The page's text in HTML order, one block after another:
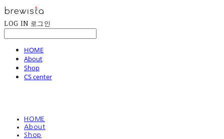
LOG IN 로그인
HOME
About
Shop
CS center
HOME
About
Shop